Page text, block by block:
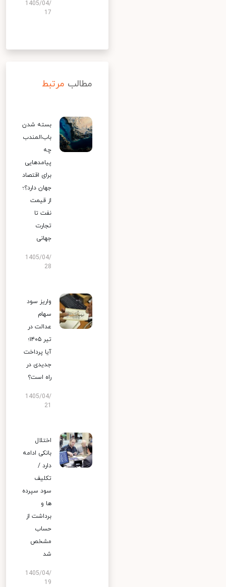
1405/04/
17
مطالب مرتبط
بسته شدن
باب‌المندب
چه
پیامدهایی
برای اقتصاد
جهان دارد؟؛
از قیمت
نفت تا
تجارت
جهانی
1405/04/
28
واریز سود
سهام
عدالت در
تیر ۱۴۰۵؛
آیا پرداخت
جدیدی در
راه است؟
1405/04/
اختلال
بانکی ادامه
دارد /
تکلیف
سود سپرده
ها و
برداشت از
حساب
مشخص
شد
1405/04/
19